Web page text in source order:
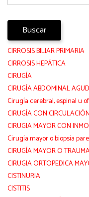
Buscar
CIRROSIS BILIAR PRIMARIA
CIRROSIS HEPÁTICA
CIRUGÍA
CIRUGÍA ABDOMINAL
Cirugía cerebral, espinal u
CIRUGÍA CON
CIRUGIA MAYOR CON
Cirugía mayor o biopsia
CIRUGÍA MAYOR O
CIRUGIA ORTOPEDICA
CISTINURIA
CISTITIS